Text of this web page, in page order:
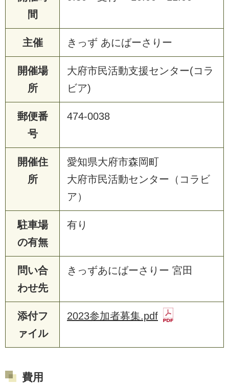
間
主催 きっず あにばーさりー
開催場
所
大府市民活動支援センター(コラ
ビア)
郵便番
号
474-0038
開催住
所
愛知県大府市森岡町
大府市民活動センター（コラビ
ア）
駐車場
の有無
有り
問い合
わせ先
きっずあにばーさりー 宮田
添付フ
ァイル
2023参加者募集.pdf
費用